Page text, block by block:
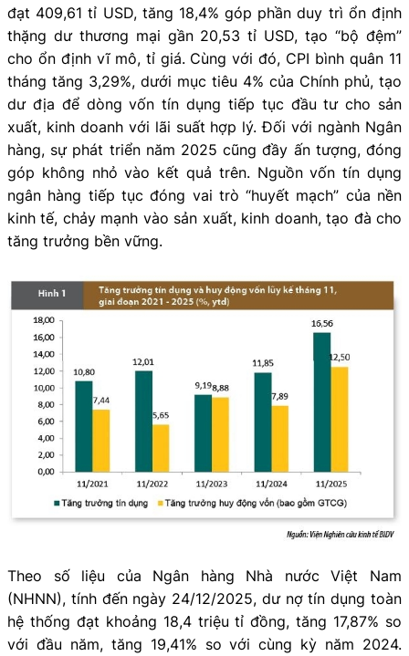
đạt 409,61 tỉ USD, tăng 18,4% góp phần duy trì ổn định
thặng dư thương mại gần 20,53 tỉ USD, tạo “bộ đệm”
cho ổn định vĩ mô, tỉ giá. Cùng với đó, CPI bình quân 11
tháng tăng 3,29%, dưới mục tiêu 4% của Chính phủ, tạo
dư địa để dòng vốn tín dụng tiếp tục đầu tư cho sản
xuất, kinh doanh với lãi suất hợp lý. Đối với ngành Ngân
hàng, sự phát triển năm 2025 cũng đầy ấn tượng, đóng
góp không nhỏ vào kết quả trên. Nguồn vốn tín dụng
ngân hàng tiếp tục đóng vai trò “huyết mạch” của nền
kinh tế, chảy mạnh vào sản xuất, kinh doanh, tạo đà cho
tăng trưởng bền vững.
Theo số liệu của Ngân hàng Nhà nước Việt Nam
(NHNN), tính đến ngày 24/12/2025, dư nợ tín dụng toàn
hệ thống đạt khoảng 18,4 triệu tỉ đồng, tăng 17,87% so
với đầu năm, tăng 19,41% so với cùng kỳ năm 2024.